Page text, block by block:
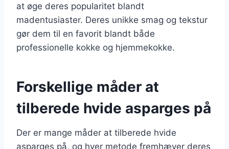
at øge deres popularitet blandt
madentusiaster. Deres unikke smag og tekstur
gør dem til en favorit blandt både
professionelle kokke og hjemmekokke.
Forskellige måder at
tilberede hvide asparges på
Der er mange måder at tilberede hvide
asparges på, og hver metode fremhæver deres